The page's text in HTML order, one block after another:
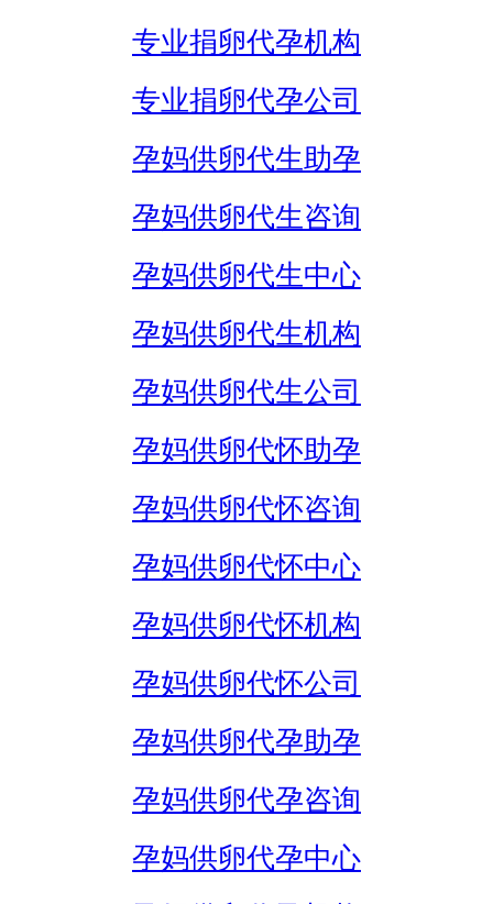
专业捐卵代孕机构
专业捐卵代孕公司
孕妈供卵代生助孕
孕妈供卵代生咨询
孕妈供卵代生中心
孕妈供卵代生机构
孕妈供卵代生公司
孕妈供卵代怀助孕
孕妈供卵代怀咨询
孕妈供卵代怀中心
孕妈供卵代怀机构
孕妈供卵代怀公司
孕妈供卵代孕助孕
孕妈供卵代孕咨询
孕妈供卵代孕中心